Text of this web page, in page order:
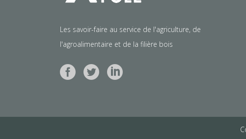
Les savoir-faire au service de l'agriculture, de
l'agroalimentaire et de la filière bois